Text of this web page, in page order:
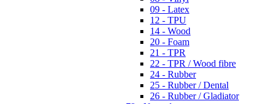
09 - Latex
12 - TPU
14 - Wood
20 - Foam
21 - TPR
22 - TPR / Wood fibre
24 - Rubber
25 - Rubber / Dental
26 - Rubber / Gladiator